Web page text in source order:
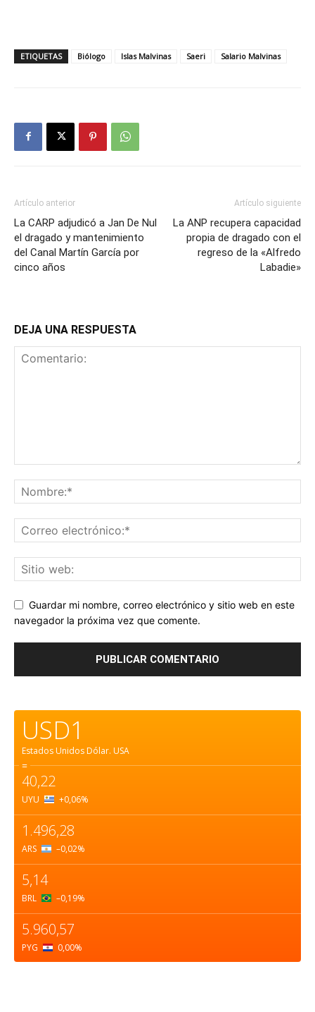
ETIQUETAS Biólogo Islas Malvinas Saeri Salario Malvinas
Artículo anterior
La CARP adjudicó a Jan De Nul
el dragado y mantenimiento
del Canal Martín García por
cinco años
Artículo siguiente
La ANP recupera capacidad
propia de dragado con el
regreso de la «Alfredo
Labadie»
DEJA UNA RESPUESTA
Guardar mi nombre, correo electrónico y sitio web en este
navegador la próxima vez que comente.
USD1
Estados Unidos Dólar. USA
=
40,22
UYU +0,06%
1.496,28
ARS –0,02%
5,14
BRL –0,19%
5.960,57
PYG 0,00%